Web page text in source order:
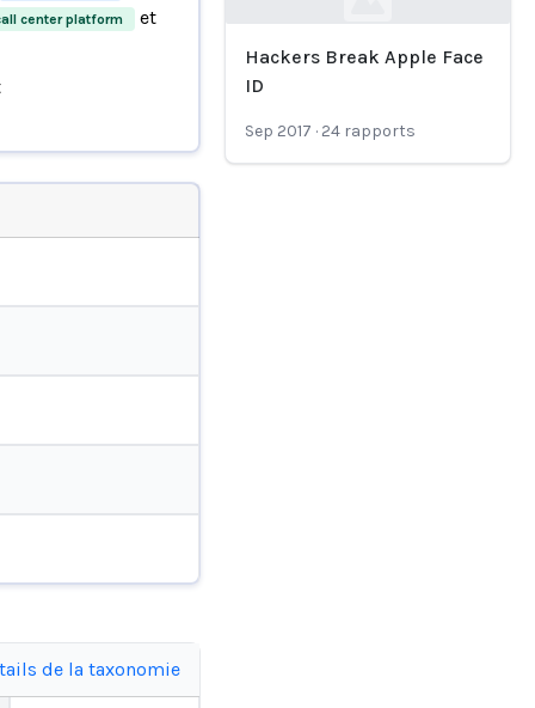
center platform et
de la taxonomie
Hackers Break Apple Face
ID
Sep 2017 · 24 rapports